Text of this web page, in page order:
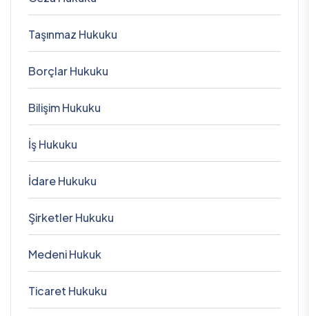
Taşınmaz Hukuku
Borçlar Hukuku
Bilişim Hukuku
İş Hukuku
İdare Hukuku
Şirketler Hukuku
Medeni Hukuk
Ticaret Hukuku